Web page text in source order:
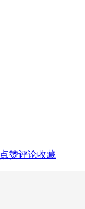
点赞评论收藏